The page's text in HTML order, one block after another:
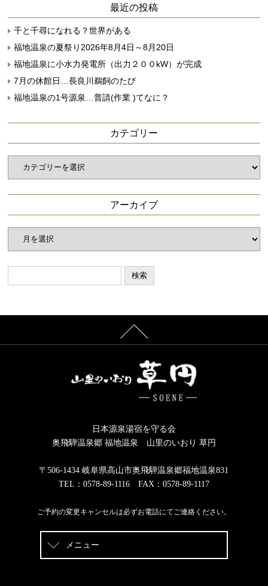
最近の投稿
千と千尋になれる？世界がある
福地温泉の夏祭り2026年8月4日～8月20日
福地温泉に小水力発電所（出力２００kW）が完成
7月の休館日…長良川鵜飼のたび
福地温泉の1号源泉…普請(作業 )てなに？
カテゴリー
カ
リ
アーカイブ
ア
イ
日本源泉湯宿を守る会
奥飛騨温泉郷 福地温泉 山里のいおり 草円
〒506-1434 岐阜県高山市奥飛騨温泉郷福地温泉831
TEL：0578-89-1116 FAX：0578-89-1117
ご予約の変更キャンセルは必ずお電話にてご連絡ください。
メニュー